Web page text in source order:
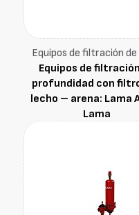
Equipos de filtración de
Equipos de
profundidad con
lecho – arena: Lama
Lama